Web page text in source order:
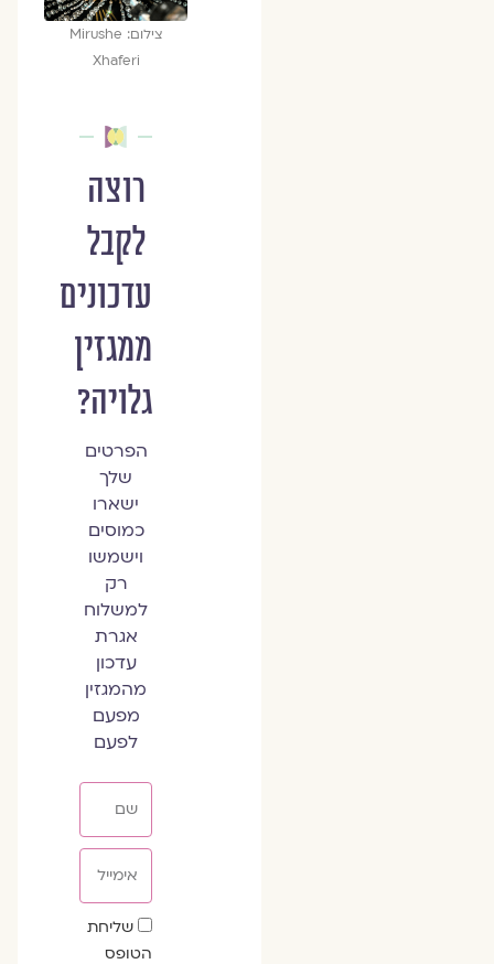
צילום: Mirushe
Xhaferi
רוצה
לקבל
עדכונים
ממגזין
גלויה?
הפרטים
שלך
ישארו
כמוסים
וישמשו
רק
למשלוח
אגרת
עדכון
מהמגזין
מפעם
לפעם
שדה
הסכמה
שליחת
הטופס